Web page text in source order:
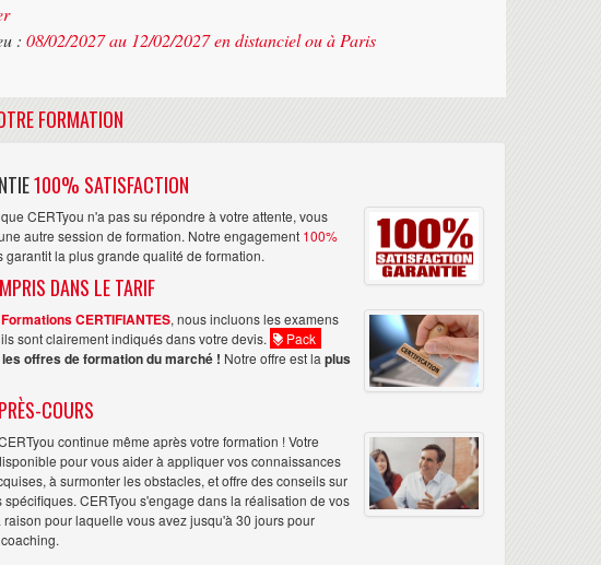
: 08/02/2027 au 12/02/2027 en distanciel ou à Paris
FORMATION
100% SATISFACTION
CERTyou n'a pas su répondre à votre attente, vous
autre session de formation. Notre engagement 100%
garantit la plus grande qualité de formation.
DANS LE TARIF
Formations CERTIFIANTES, nous incluons les examens
sont clairement indiqués dans votre devis.
Pack
offres de formation du marché ! Notre offre est la plus
COURS
continue même après votre formation ! Votre
pour vous aider à appliquer vos connaissances
à surmonter les obstacles, et offre des conseils sur
CERTyou s'engage dans la réalisation de vos
raison pour laquelle vous avez jusqu'à 30 jours pour